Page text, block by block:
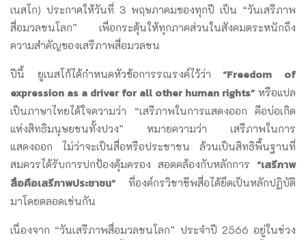
เนสโก) ประกาศให้วันที่ 3 พฤษภาคมของทุกปี เป็น “วันเสรีภาพ
สื่อมวลชนโลก” เพื่อกระตุ้นให้ทุกภาคส่วนในสังคมตระหนักถึง
ความสำคัญของเสรีภาพสื่อมวลชน
ปีนี้ ยูเนสโก้ได้กำหนดหัวข้อการรณรงค์ไว้ว่า
“Freedom of
expression as a driver for all other human rights” หรือแปล
เป็นภาษาไทยได้ใจความว่า “เสรีภาพในการแสดงออก คือบ่อเกิด
แห่งสิทธิมนุษยชนทั้งปวง” หมายความว่า เสรีภาพในการ
แสดงออก ไม่ว่าจะเป็นสื่อหรือประชาชน ล้วนเป็นสิทธิพื้นฐานที่
สมควรได้รับการปกป้องคุ้มครอง สอดคล้องกับหลักการ “เสรีภาพ
สื่อคือเสรีภาพประชาชน” ที่องค์กรวิชาชีพสื่อได้ยึดเป็นหลักปฏิบัติ
มาโดยตลอดเช่นกัน
เนื่องจาก “วันเสรีภาพสื่อมวลชนโลก” ประจำปี 2566 อยู่ในช่วง